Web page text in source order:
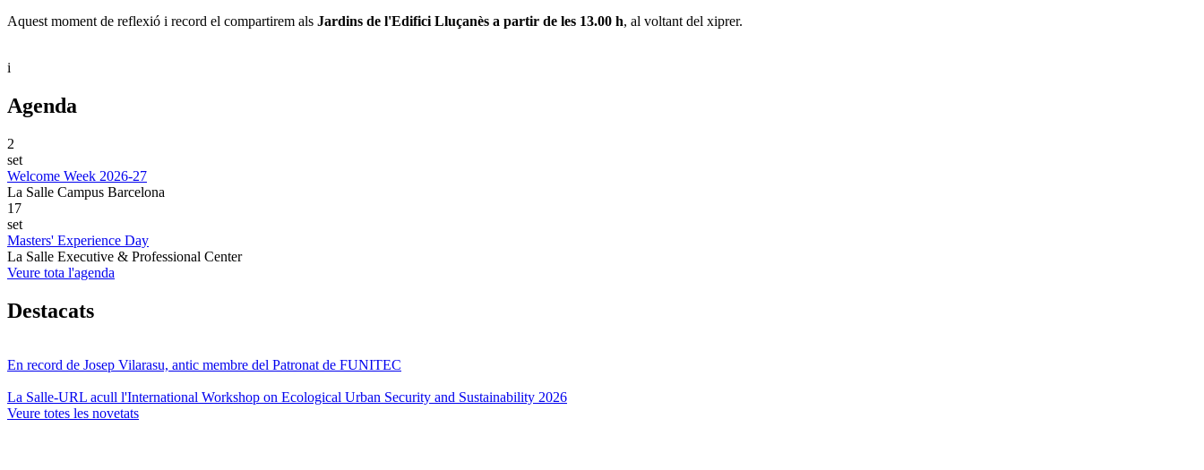
Aquest moment de reflexió i record el compartirem als Jardins de l'Edifici Lluçanès a partir de les 13.00 h, al voltant del xiprer.
i
Agenda
2
set
Welcome Week 2026-27
La Salle Campus Barcelona
17
set
Masters' Experience Day
La Salle Executive & Professional Center
Veure tota l'agenda
Destacats
En record de Josep Vilarasu, antic membre del Patronat de FUNITEC
La Salle-URL acull l'International Workshop on Ecological Urban Security and Sustainability 2026
Veure totes les novetats